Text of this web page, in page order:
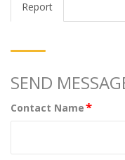
Report
SEND
Contact Name*